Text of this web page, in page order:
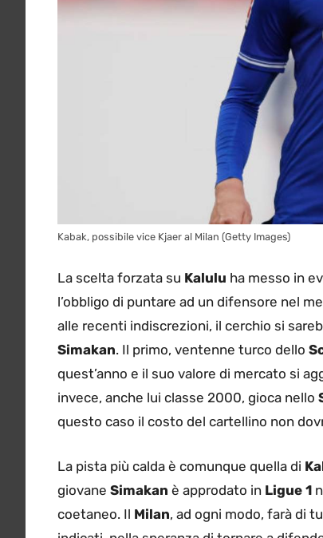
Kabak, possibile vice Kjaer al Milan (Getty Images)
La scelta forzata su Kalulu ha messo in
l’obbligo di puntare ad un difensore nel
alle recenti indiscrezioni, il cerchio si
Simakan. Il primo, ventenne turco dello
quest’anno e il suo valore di mercato si
invece, anche lui classe 2000, gioca nello
questo caso il costo del cartellino non
La pista più calda è comunque quella di
giovane Simakan è approdato in Ligue 1
coetaneo. Il Milan, ad ogni modo, farà di